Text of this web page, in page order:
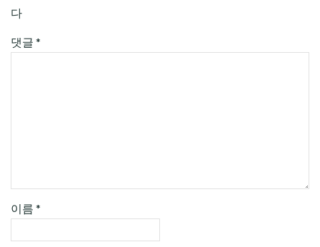
다
댓글 *
이름 *